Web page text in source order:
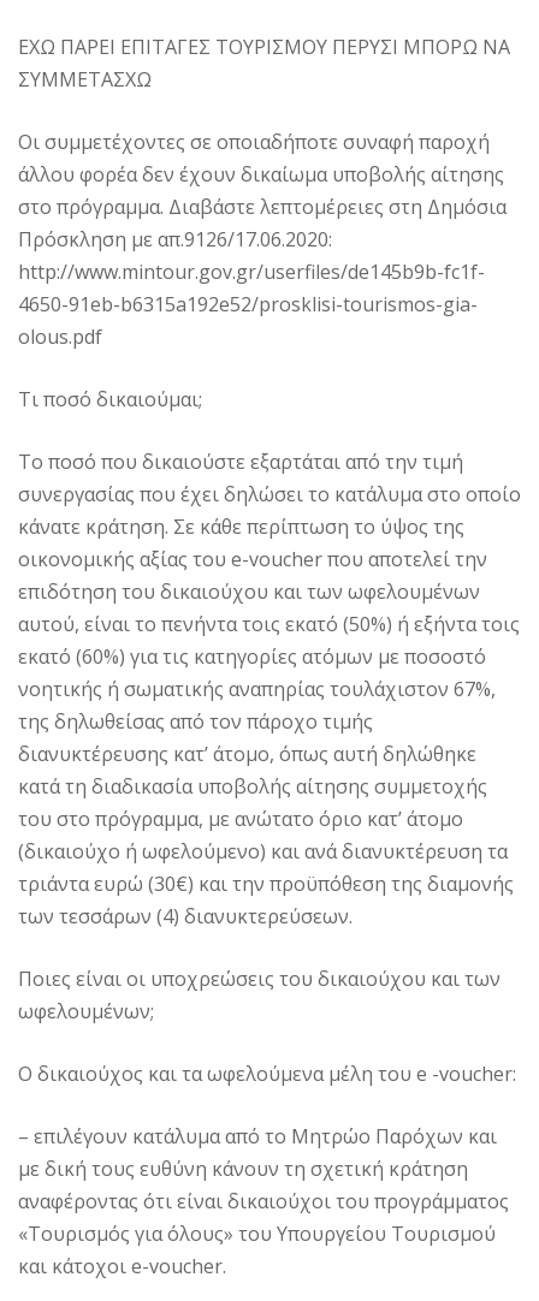
ΕΧΩ ΠΑΡΕΙ ΕΠΙΤΑΓΕΣ ΤΟΥΡΙΣΜΟΥ ΠΕΡΥΣΙ ΜΠΟΡΩ ΝΑ
ΣΥΜΜΕΤΑΣΧΩ
Οι συμμετέχοντες σε οποιαδήποτε συναφή παροχή
άλλου φορέα δεν έχουν δικαίωμα υποβολής αίτησης
στο πρόγραμμα. Διαβάστε λεπτομέρειες στη Δημόσια
Πρόσκληση με απ.9126/17.06.2020:
http://www.mintour.gov.gr/userfiles/de145b9b-fc1f-
4650-91eb-b6315a192e52/prosklisi-tourismos-gia-
olous.pdf
Τι ποσό δικαιούμαι;
Το ποσό που δικαιούστε εξαρτάται από την τιμή
συνεργασίας που έχει δηλώσει το κατάλυμα στο οποίο
κάνατε κράτηση. Σε κάθε περίπτωση το ύψος της
οικονομικής αξίας του e-voucher που αποτελεί την
επιδότηση του δικαιούχου και των ωφελουμένων
αυτού, είναι το πενήντα τοις εκατό (50%) ή εξήντα τοις
εκατό (60%) για τις κατηγορίες ατόμων με ποσοστό
νοητικής ή σωματικής αναπηρίας τουλάχιστον 67%,
της δηλωθείσας από τον πάροχο τιμής
διανυκτέρευσης κατ’ άτομο, όπως αυτή δηλώθηκε
κατά τη διαδικασία υποβολής αίτησης συμμετοχής
του στο πρόγραμμα, με ανώτατο όριο κατ’ άτομο
(δικαιούχο ή ωφελούμενο) και ανά διανυκτέρευση τα
τριάντα ευρώ (30€) και την προϋπόθεση της διαμονής
των τεσσάρων (4) διανυκτερεύσεων.
Ποιες είναι οι υποχρεώσεις του δικαιούχου και των
ωφελουμένων;
Ο δικαιούχος και τα ωφελούμενα μέλη του e -voucher:
– επιλέγουν κατάλυμα από το Μητρώο Παρόχων και
με δική τους ευθύνη κάνουν τη σχετική κράτηση
αναφέροντας ότι είναι δικαιούχοι του προγράμματος
«Τουρισμός για όλους» του Υπουργείου Τουρισμού
και κάτοχοι e-voucher.